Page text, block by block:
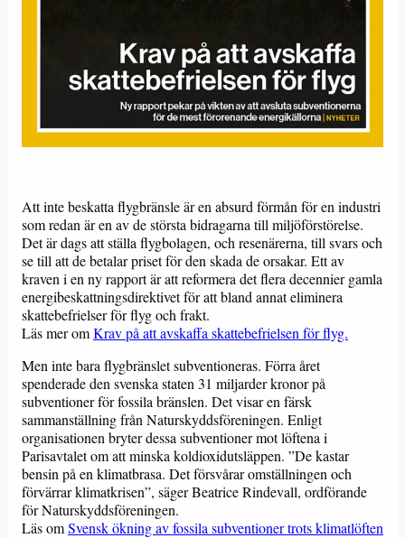
Att inte beskatta flygbränsle är en absurd förmån för en industri
som redan är en av de största bidragarna till miljöförstörelse.
Det är dags att ställa flygbolagen, och resenärerna, till svars och
se till att de betalar priset för den skada de orsakar. Ett av
kraven i en ny rapport är att reformera det flera decennier gamla
energibeskattningsdirektivet för att bland annat eliminera
skattebefrielser för flyg och frakt.
Läs mer omKrav på att avskaffa skattebefrielsen för flyg.
Men inte bara flygbränslet subventioneras. Förra året
spenderade den svenska staten 31 miljarder kronor på
subventioner för fossila bränslen. Det visar en färsk
sammanställning från Naturskyddsföreningen. Enligt
organisationen bryter dessa subventioner mot löftena i
Parisavtalet om att minska koldioxidutsläppen. ”De kastar
bensin på en klimatbrasa. Det försvårar omställningen och
förvärrar klimatkrisen”, säger Beatrice Rindevall, ordförande
för Naturskyddsföreningen.
Läs omSvensk ökning av fossila subventioner trots klimatlöften